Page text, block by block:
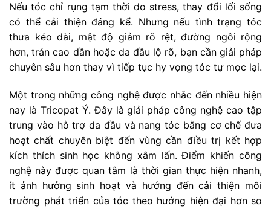
Nếu tóc chỉ rụng tạm thời do stress, thay đổi lối sống
có thể cải thiện đáng kể. Nhưng nếu tình trạng tóc
thưa kéo dài, mật độ giảm rõ rệt, đường ngôi rộng
hơn, trán cao dần hoặc da đầu lộ rõ, bạn cần giải pháp
chuyên sâu hơn thay vì tiếp tục hy vọng tóc tự mọc lại.
Một trong những công nghệ được nhắc đến nhiều hiện
nay là Tricopat Ý. Đây là giải pháp công nghệ cao tập
trung vào hỗ trợ da đầu và nang tóc bằng cơ chế đưa
hoạt chất chuyên biệt đến vùng cần điều trị kết hợp
kích thích sinh học không xâm lấn. Điểm khiến công
nghệ này được quan tâm là thời gian thực hiện nhanh,
ít ảnh hưởng sinh hoạt và hướng đến cải thiện môi
trường phát triển của tóc theo hướng hiện đại hơn so